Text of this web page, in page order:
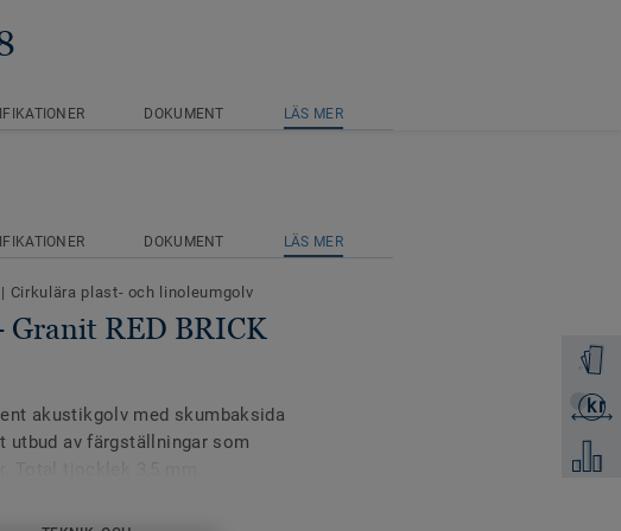
DOKUMENT LÄS MER
Beställ
kr
Jämför
DOKUMENT LÄS MER
| Cirkulära plast- och linoleumgolv
Granit RED BRICK
akustikgolv med skumbaksida
av färgställningar som
dB enligt ISO 717/2. Ytförstärkt
i 24 färger men övriga färger ur